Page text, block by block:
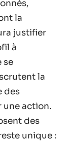
la
justifier
à
se
la
des
une action.
des
unique :